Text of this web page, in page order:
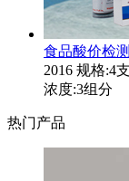
食品酸价检
2016 规格:4
浓度:3组分
热门产品